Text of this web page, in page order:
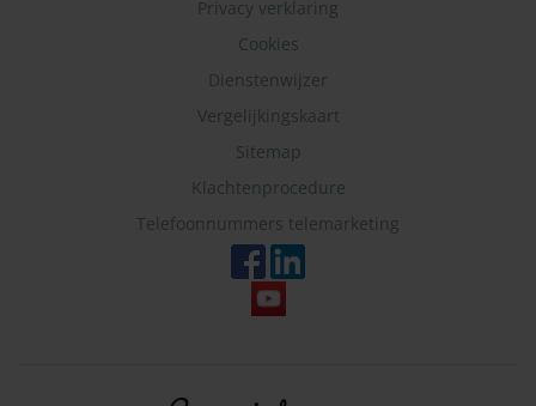
Privacy verklaring
Cookies
Dienstenwijzer
Vergelijkingskaart
Sitemap
Klachtenprocedure
Telefoonnummers telemarketing